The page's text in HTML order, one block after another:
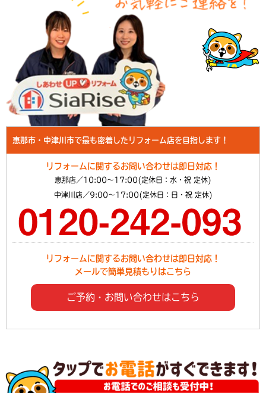
恵那市・中津川市で最も密着したリフォーム店を目指します！
リフォームに関するお問い合わせは即日対応！
恵那店／10:00～17:00(定休日：水・祝 定休)
中津川店／9:00～17:00(定休日：日・祝 定休)
リフォームに関するお問い合わせは即日対応！
メールで簡単見積もりはこちら
ご予約・お問い合わせはこちら